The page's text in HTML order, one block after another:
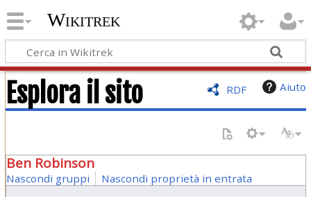
Wikitrek
RDF Aiuto
Esplora il sito
Ben Robinson
Nascondi gruppi
Nascondi proprietà in entrata